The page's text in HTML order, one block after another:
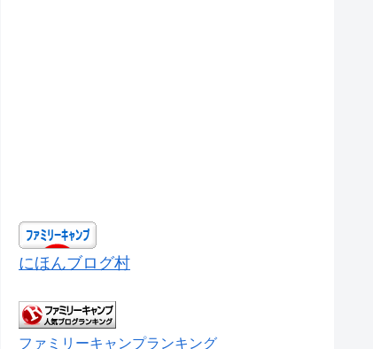
にほんブログ村
ファミリーキャンプランキング